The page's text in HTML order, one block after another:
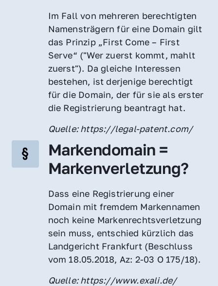
Im Fall von mehreren berechtigten
Namensträgern für eine Domain gilt
das Prinzip „First Come – First
Serve“ ("Wer zuerst kommt, mahlt
zuerst"). Da gleiche Interessen
bestehen, ist derjenige berechtigt
für die Domain, der für sie als erster
die Registrierung beantragt hat.
Quelle: https://legal-patent.com/
Markendomain =
Markenverletzung?
Dass eine Registrierung einer
Domain mit fremdem Markennamen
noch keine Markenrechtsverletzung
sein muss, entschied kürzlich das
Landgericht Frankfurt (Beschluss
vom 18.05.2018, Az: 2-03 O 175/18).
Quelle: https://www.exali.de/